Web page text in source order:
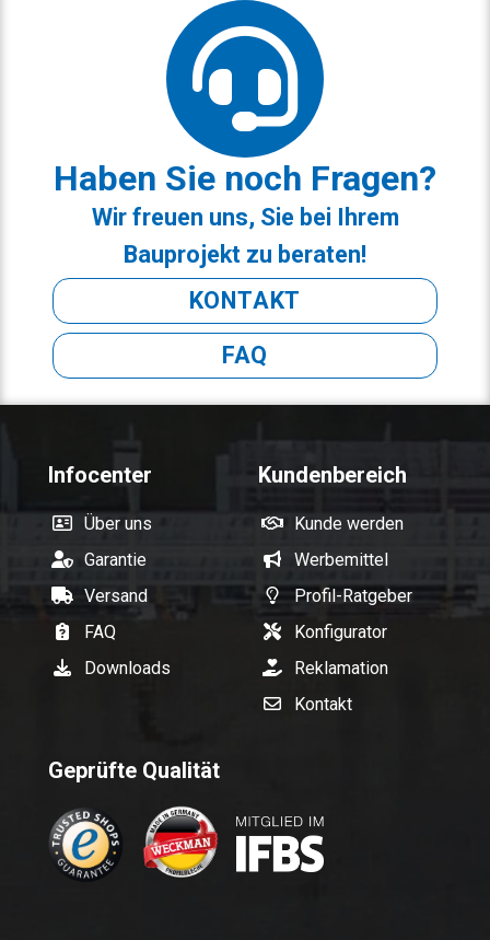
Haben Sie noch Fragen?
Wir freuen uns, Sie bei Ihrem
Bauprojekt zu beraten!
KONTAKT
FAQ
Infocenter
Über uns
Garantie
Versand
FAQ
Downloads
Kundenbereich
Kunde werden
Werbemittel
Profil-Ratgeber
Konfigurator
Reklamation
Kontakt
Geprüfte Qualität